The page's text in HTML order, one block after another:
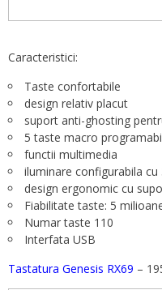
Caracteristici:
Taste confortabile
design relativ placut
suport anti-ghosting
5 taste macro
functii multimedia
iluminare configurabila cu
design ergonomic cu
Fiabilitate taste: 5
Numar taste 110
Interfata USB
Tastatura Genesis RX69 –